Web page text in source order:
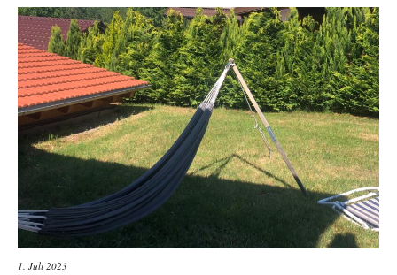
1. Juli 2023